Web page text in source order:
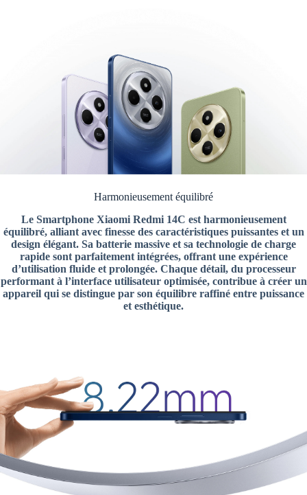
Harmonieusement équilibré
Le Smartphone Xiaomi Redmi 14C est harmonieusement
équilibré, alliant avec finesse des caractéristiques puissantes et un
design élégant. Sa batterie massive et sa technologie de charge
rapide sont parfaitement intégrées, offrant une expérience
d’utilisation fluide et prolongée. Chaque détail, du processeur
performant à l’interface utilisateur optimisée, contribue à créer un
appareil qui se distingue par son équilibre raffiné entre puissance
et esthétique.